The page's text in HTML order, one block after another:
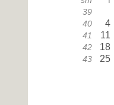
39
40 4
41 11
42 18
43 25